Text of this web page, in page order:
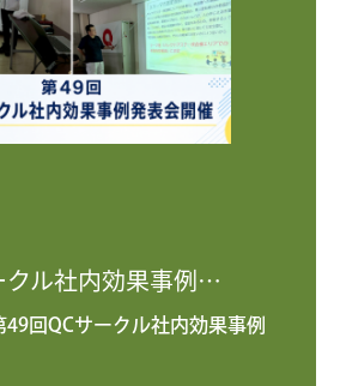
クル社内効果事例…
回QCサークル社内効果事例